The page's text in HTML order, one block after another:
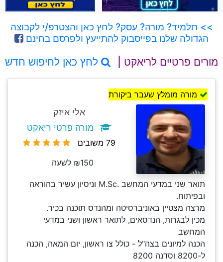
>> תלמיד? מורה? עסק? לחץ כאן והצטרפ/י לקבוצה
הגדולה שלנו בפייסבוק להתייעץ ולפרסם בחינם
מורים פרטיים לריאקט | לחץ כאן לחיפוש חדש
מורה מומלץ שעבר ביקורת
אלי איזק
מורה פרטי ריאקט
79 משובים
₪150 לשעה
תואר שני במדעי המחשב .M.Sc וניסיון עשיר בהוראה
ובפיתוח.
מרצה מצטיין באוניברסיטה ומהנדס תוכנה בכיר.
מכין לבגרות, הנדסאים, לתואר ראשון ושני במדעי
המחשב
הכנה למיונים בצה"ל - כולל צו ראשון, יום המאה, הכנה
ל-8200 וסדנה 8200